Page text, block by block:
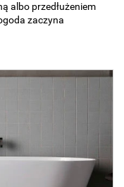
albo przedłużeniem
zaczyna